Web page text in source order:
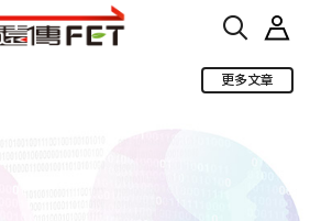
更多文章